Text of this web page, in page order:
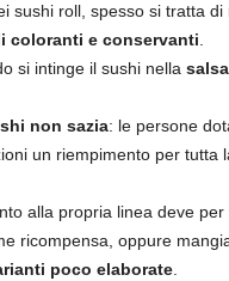
sushi roll, spesso si tratta di
coloranti e conservanti
si intinge il sushi nella
non sazia: le persone
un riempimento per tutta
alla propria linea deve
ricompensa, oppure
poco elaborate.